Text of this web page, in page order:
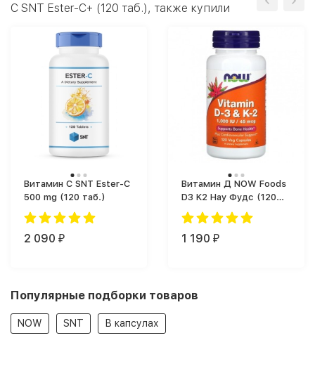
C SNT Ester-C+ (120 таб.), также купили
Витамин C SNT Ester-C
500 mg (120 таб.)
2 090 ₽
Витамин Д NOW Foods
D3 K2 Нау Фудс (120
капс.)
1 190 ₽
Популярные подборки товаров
NOW SNT В капсулах